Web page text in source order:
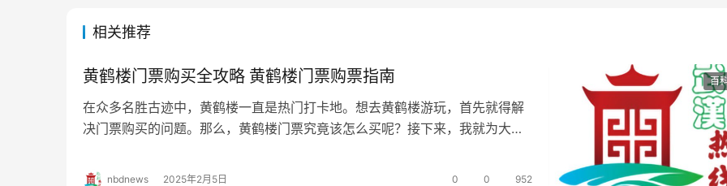
相关推荐
百
黄鹤楼门票购买全攻略 黄鹤楼门票购票指南
在众多名胜古迹中，黄鹤楼一直是热门打卡地。想去黄鹤楼游玩，首先就得解
决门票购买的问题。那么，黄鹤楼门票究竟该怎么买呢？接下来，我就为大家
nbdnews 2025年2月5日 0 0 952